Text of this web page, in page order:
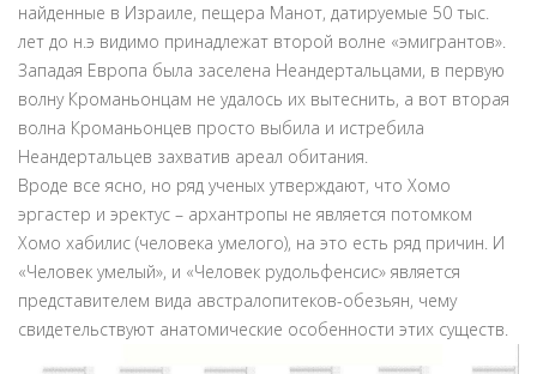
найденные в Израиле, пещера Манот, датируемые 50 тыс.
лет до н.э видимо принадлежат второй волне «эмигрантов».
Западая Европа была заселена Неандертальцами, в первую
волну Кроманьонцам не удалось их вытеснить, а вот вторая
волна Кроманьонцев просто выбила и истребила
Неандертальцев захватив ареал обитания.
Вроде все ясно, но ряд ученых утверждают, что Хомо
эргастер и эректус – архантропы не является потомком
Хомо хабилис (человека умелого), на это есть ряд причин. И
«Человек умелый», и «Человек рудольфенсис» является
представителем вида австралопитеков-обезьян, чему
свидетельствуют анатомические особенности этих существ.